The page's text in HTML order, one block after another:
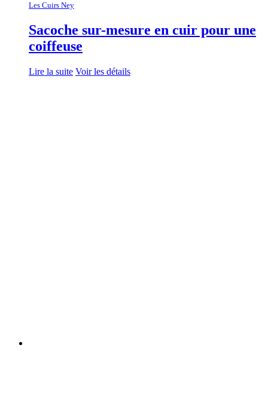
Les Cuirs Ney
Sacoche sur-mesure en cuir pour une
coiffeuse
Lire la suite Voir les détails